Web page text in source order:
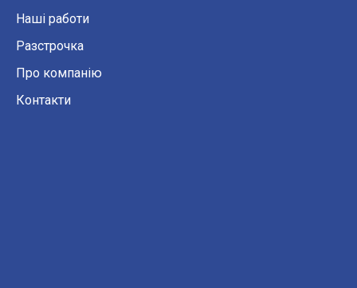
Наші работи
Разстрочка
Про компанію
Контакти